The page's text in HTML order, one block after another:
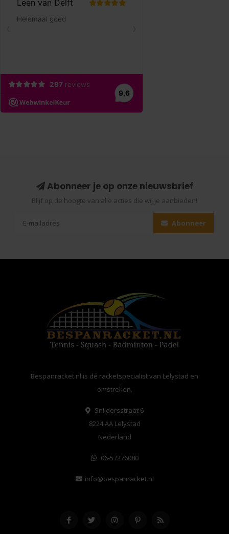
Abonneer je op onze nieuwsbrief
Blijf op de hoogte van alle acties die wij je aanbieden!
Abonneer
Bespanracket.nl is dé racketspecialist van Lelystad en
omstreken.
Snijdersstraat 6
8224 AA Lelystad
Nederland
06-57276080
info@bespanracket.nl